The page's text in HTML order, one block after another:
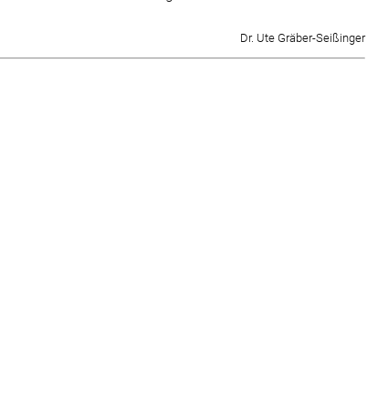
Dr. Ute Gräber-Seißinger